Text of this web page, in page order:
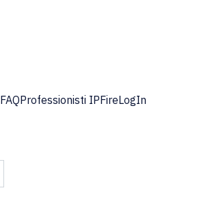
FAQProfessionisti IPFireLogIn